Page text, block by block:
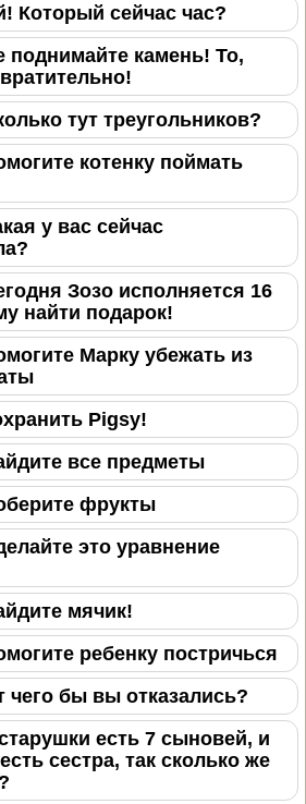
Который сейчас час?
поднимайте камень! То,
тут треугольников?
котенку поймать
у вас сейчас
Зозо исполняется 16
найти подарок!
Марку убежать из
Pigsy!
все предметы
фрукты
это уравнение
мячик!
ребенку постричься
чего бы вы отказались?
есть 7 сыновей, и
сестра, так сколько же